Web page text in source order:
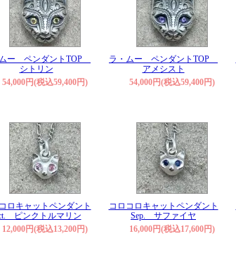
ー ペンダントTOP
シトリン
54,000円(税込59,400円)
ラ・ムー ペンダントTOP
アメシスト
54,000円(税込59,400円)
ロキャットペンダント
ピンクトルマリン
12,000円(税込13,200円)
コロコロキャットペンダント
Sep. サファイヤ
16,000円(税込17,600円)